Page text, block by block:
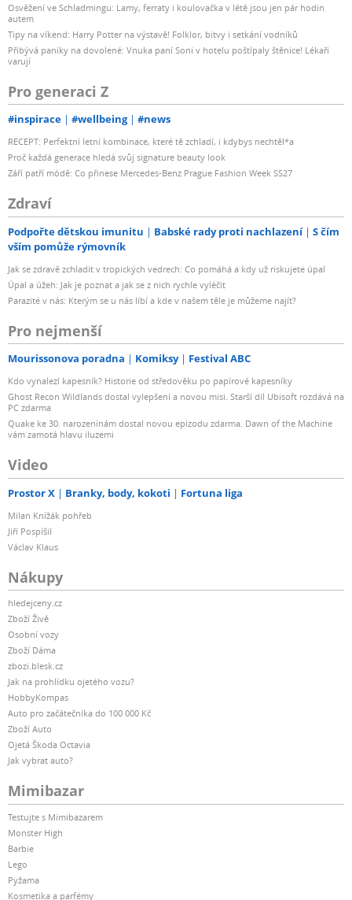
Osvěžení ve Schladmingu: Lamy, ferraty i koulovačka v létě jsou jen pár hodin
autem
Tipy na víkend: Harry Potter na výstavě! Folklor, bitvy i setkání vodníků
Přibývá paniky na dovolené: Vnuka paní Soni v hotelu poštípaly štěnice! Lékaři
varují
Pro generaci Z
#inspirace #wellbeing #news
RECEPT: Perfektní letní kombinace, které tě zchladí, i kdybys nechtěl*a
Proč každá generace hledá svůj signature beauty look
Září patří módě: Co přinese Mercedes-Benz Prague Fashion Week SS27
Zdraví
Podpořte dětskou imunitu Babské rady proti nachlazení
S čím
vším pomůže rýmovník
Jak se zdravě zchladit v tropických vedrech: Co pomáhá a kdy už riskujete úpal
Úpal a úžeh: Jak je poznat a jak se z nich rychle vyléčit
Parazité v nás: Kterým se u nás líbí a kde v našem těle je můžeme najít?
Pro nejmenší
Mourissonova poradna Komiksy Festival ABC
Kdo vynalezl kapesník? Historie od středověku po papírové kapesníky
Ghost Recon Wildlands dostal vylepšení a novou misi. Starší díl Ubisoft rozdává na
PC zdarma
Quake ke 30. narozeninám dostal novou epizodu zdarma. Dawn of the Machine
vám zamotá hlavu iluzemi
Video
Prostor X Branky, body, kokoti Fortuna liga
Milan Knížák pohřeb
Jiří Pospíšil
Václav Klaus
Nákupy
hledejceny.cz
Zboží Živě
Osobní vozy
Zboží Dáma
zbozi.blesk.cz
Jak na prohlídku ojetého vozu?
HobbyKompas
Auto pro začátečníka do 100 000 Kč
Zboží Auto
Ojetá Škoda Octavia
Jak vybrat auto?
Mimibazar
Testujte s Mimibazarem
Monster High
Barbie
Lego
Pyžama
Kosmetika a parfémy